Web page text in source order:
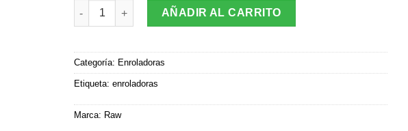
Enroladora Raw 1 1/4 ($2500 Valor Por Mayor) cantidad
AÑADIR AL CARRITO
Categoría: Enroladoras
Etiqueta: enroladoras
Marca: Raw